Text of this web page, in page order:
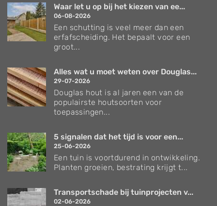
Waar let u op bij het kiezen van ee...
06-08-2026
Een schutting is veel meer dan een
erfafscheiding. Het bepaalt voor een
groot...
Alles wat u moet weten over Douglas...
29-07-2026
Douglas hout is al jaren een van de
populairste houtsoorten voor
toepassingen...
5 signalen dat het tijd is voor een...
25-06-2026
Een tuin is voortdurend in ontwikkeling.
Planten groeien, bestrating krijgt t...
Transportschade bij tuinprojecten v...
02-06-2026